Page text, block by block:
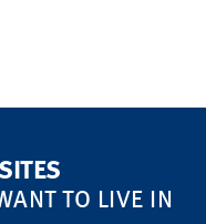
TO LIVE IN